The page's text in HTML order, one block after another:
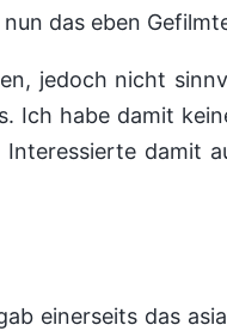
das eben
jedoch nicht
Ich habe damit
damit
einerseits das